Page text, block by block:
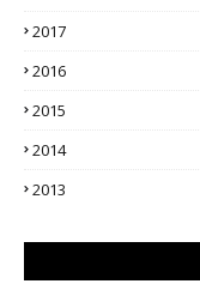
2017
2016
2015
2014
2013